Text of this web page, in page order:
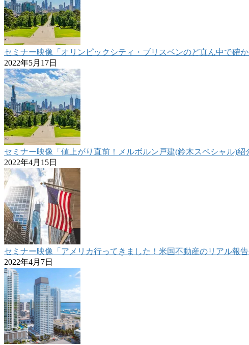
セミナー映像「オリンピックシティ・ブリスベンのど真ん中で確
2022年5月17日
セミナー映像「値上がり直前！メルボルン戸建(鈴木スペシャル)紹
2022年4月15日
セミナー映像「アメリカ行ってきました！米国不動産のリアル報
2022年4月7日